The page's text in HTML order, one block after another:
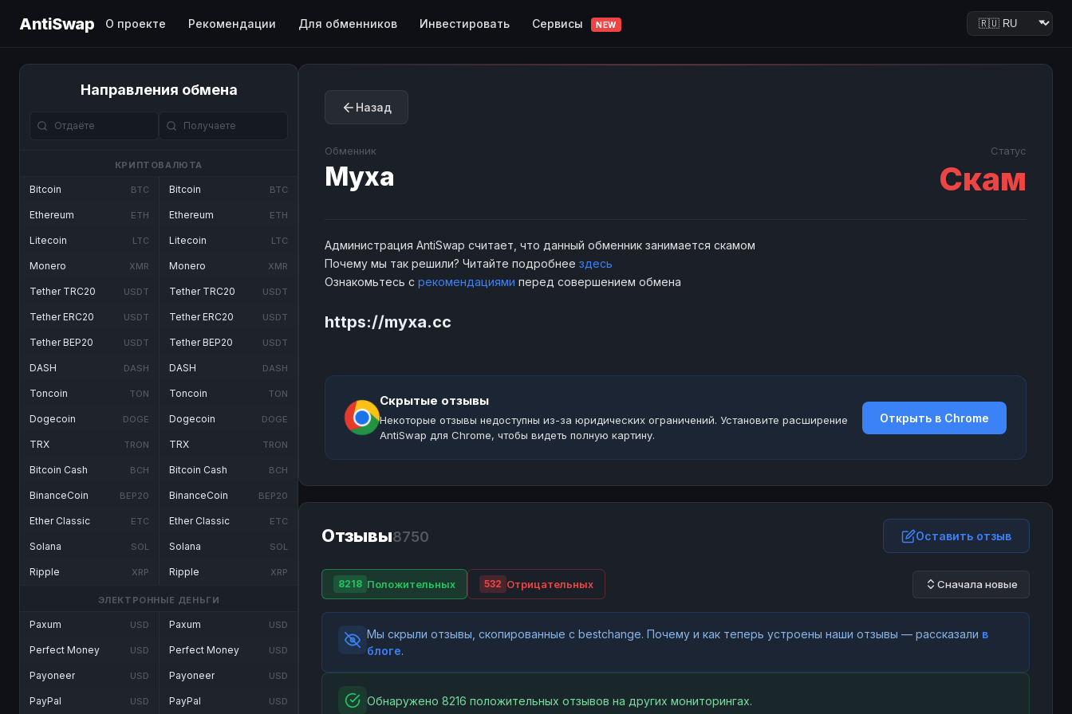
AntiSwap О проекте Рекомендации Для обменников Инвестировать Сервисы NEW
Направления обмена
КРИПТОВАЛЮТА
Bitcoin BTC
Ethereum ETH
Litecoin LTC
Monero XMR
Tether TRC20 USDT
Tether ERC20 USDT
Tether BEP20 USDT
DASH DASH
Toncoin TON
Dogecoin DOGE
TRX TRON
Bitcoin Cash BCH
BinanceCoin BEP20
Ether Classic ETC
Solana SOL
Ripple XRP
Bitcoin BTC
Ethereum ETH
Litecoin LTC
Monero XMR
Tether TRC20 USDT
Tether ERC20 USDT
Tether BEP20 USDT
DASH DASH
Toncoin TON
Dogecoin DOGE
TRX TRON
Bitcoin Cash BCH
BinanceCoin BEP20
Ether Classic ETC
Solana SOL
Ripple XRP
ЭЛЕКТРОННЫЕ ДЕНЬГИ
Paxum USD
Perfect Money USD
Payoneer USD
PayPal USD
Paxum USD
Perfect Money USD
Payoneer USD
PayPal USD
Назад
Обменник
Муха
Статус
Скам
Администрация AntiSwap считает, что данный обменник занимается скамом
Почему мы так решили? Читайте подробнее здесь
Ознакомьтесь с рекомендациями перед совершением обмена
https://myxa.cc
Скрытые отзывы
Некоторые отзывы недоступны из-за юридических ограничений. Установите расширение
AntiSwap для Chrome, чтобы видеть полную картину.
Открыть в Chrome
Отзывы8750 Оставить отзыв
8218 Положительных 532 Отрицательных Сначала новые
Мы скрыли отзывы, скопированные с bestchange. Почему и как теперь устроены наши отзывы — рассказали в
блоге.
Обнаружено 8216 положительных отзывов на других мониторингах.